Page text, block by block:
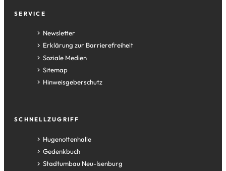
Fußzeile
SERVICE
Newsletter
Erklärung zur Barrierefreiheit
Soziale Medien
Sitemap
Hinweisgeberschutz
SCHNELLZUGRIFF
Hugenottenhalle
(Öffnet
in
einem
Gedenkbuch
(Öffnet
in Stadtumbau Neu-Isenburg
(Öffnet